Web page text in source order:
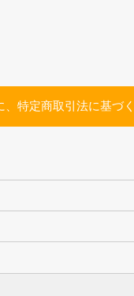
、特定商取引法に基づ